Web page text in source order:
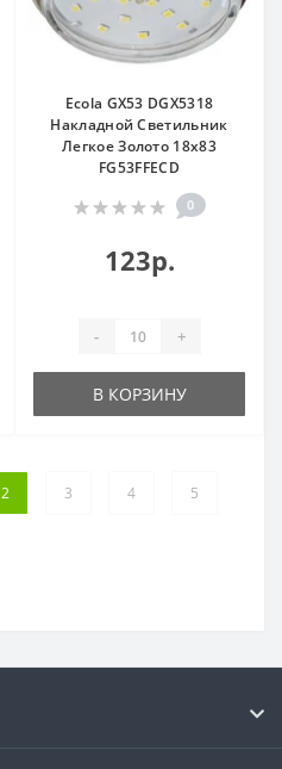
Ecola GX53 DGX5318
Накладной Светильник
Легкое Золото 18x83
FG53FFECD
0
123р.
- +
В КОРЗИНУ
2 3 4 5